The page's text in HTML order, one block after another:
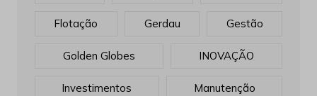
Flotação Gerdau Gestão
Golden Globes INOVAÇÃO
Investimentos Manutenção